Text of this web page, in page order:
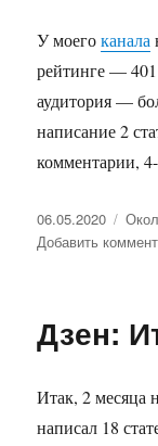
У моегоканала
рейтинге —
аудитория —
написание 2
комментарии,
Опубликовано
06.05.2020
Добавить
Дзен:
Итак, 2 месяца
написал 18